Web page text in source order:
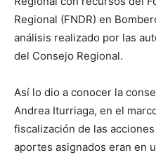
Regional (FNDR) en
análisis realizado por las
del Consejo Regional.
Así lo dio a conocer la
Andrea Iturriaga, en el
fiscalización de las
aportes asignados eran en